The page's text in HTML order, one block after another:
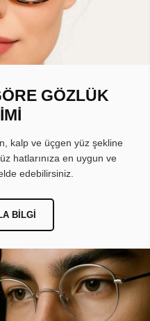
GÖZLÜK
kalp ve üçgen yüz şekline
hatlarınıza en uygun ve
edebilirsiniz.
BILGI